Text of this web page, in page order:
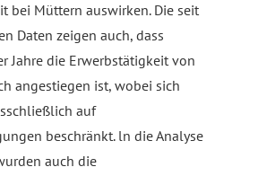
bei Müttern auswirken. Die seit
Daten zeigen auch, dass
Jahre die Erwerbstätigkeit von
angestiegen ist, wobei sich
auf
beschränkt. ln die Analyse
auch die